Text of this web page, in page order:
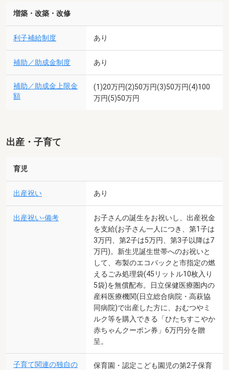
増築・改築・改修
利子補給制度 あり
補助／助成金制度 あり
補助／助成金上限金
額
(1)20万円(2)50万円(3)50万円(4)100
万円(5)50万円
出産・子育て
育児
出産祝い あり
出産祝い-備考
お子さんの誕生をお祝いし、出産祝金
を支給(お子さん一人につき、第1子は
3万円、第2子は5万円、第3子以降は7
万円)。新生児誕生世帯へのお祝いと
して、布製のエコバックと市指定の燃
えるごみ処理袋(45リットル10枚入り
5袋)を無償配布。日立保健医療圏内の
産科医療機関(日立総合病院・高萩協
同病院)で出産した方に、おむつやミ
ルク等を購入できる「ひたちすこやか
赤ちゃんクーポン券」6万円分を贈
呈。
子育て関連の独自の 保育園・認定こども園児の第2子保育